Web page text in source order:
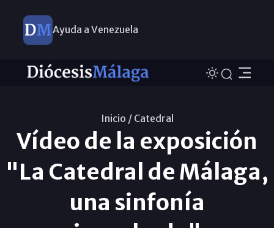
Ayuda a Venezuela
Inicio / Catedral
Vídeo de la exposición
"La Catedral de Málaga,
una sinfonía